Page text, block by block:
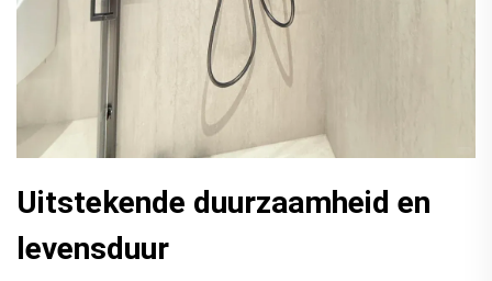
Uitstekende duurzaamheid en
levensduur